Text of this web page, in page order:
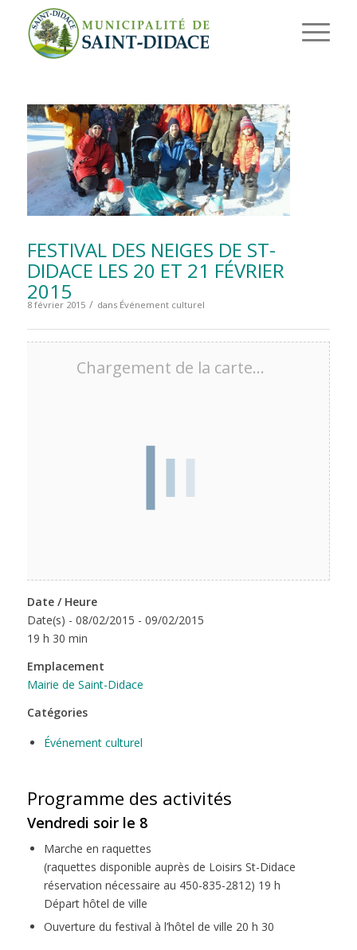
FESTIVAL DES NEIGES DE ST-
DIDACE LES 20 ET 21 FÉVRIER
2015
8 février 2015 / dans Événement culturel
Chargement de la carte…
Date / Heure
Date(s) - 08/02/2015 - 09/02/2015
19 h 30 min
Emplacement
Mairie de Saint-Didace
Catégories
Événement culturel
Programme des activités
Vendredi soir le 8
Marche en raquettes
(raquettes disponible auprès de Loisirs St-Didace
réservation nécessaire au 450-835-2812) 19 h
Départ hôtel de ville
Ouverture du festival à l’hôtel de ville 20 h 30